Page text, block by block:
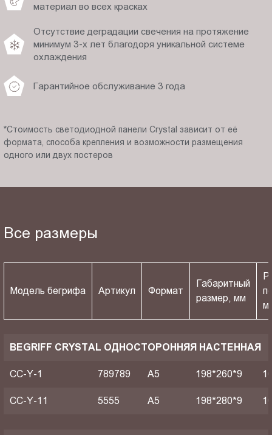
материал во всех красках
Отсутствие деградации свечения на протяжение
минимум 3-х лет благодоря уникальной системе
охлаждения
Гарантийное обслуживание 3 года
*Стоимость светодиодной панели Crystal зависит от её
формата, способа крепления и возможности размещения
одного или двух постеров
Все размеры
Модель бегрифа Артикул Формат
Габаритный
размер, мм
BEGRIFF CRYSTAL ОДНОСТОРОННЯЯ НАСТЕННАЯ
CC-Y-1 789789 A5 198*260*9
CC-Y-11 5555 A5 198*280*9